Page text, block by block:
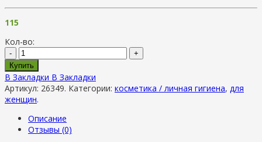
115
Кол-во:
-
+
Купить
В Закладки В Закладки
Артикул: 26349. Категории: косметика / личная гигиена, для
женщин.
Описание
Отзывы (0)